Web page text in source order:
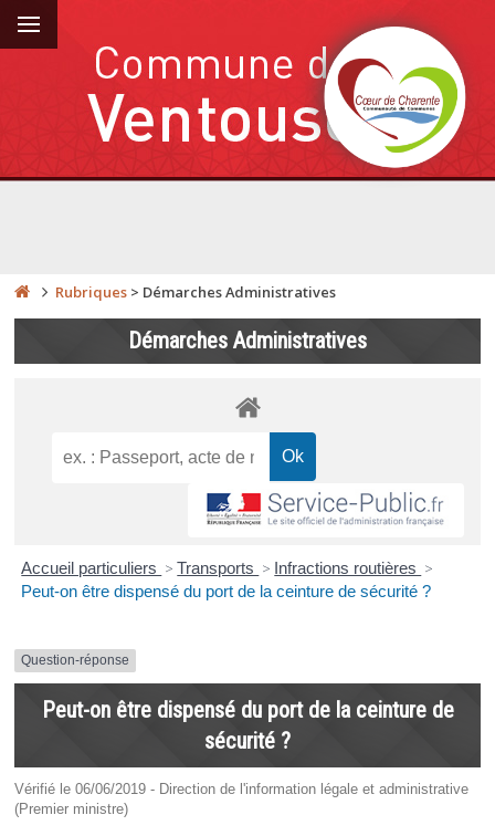
Rubriques > Démarches Administratives
Démarches Administratives
Accueil particuliers > Transports > Infractions routières >
Peut-on être dispensé du port de la ceinture de sécurité ?
Question-réponse
Peut-on être dispensé du port de la ceinture de
sécurité ?
Vérifié le 06/06/2019 - Direction de l'information légale et administrative
(Premier ministre)